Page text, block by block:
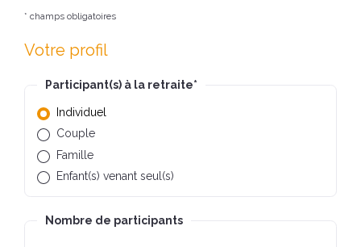
* champs obligatoires
Votre profil
Participant(s) à la retraite*
Individuel
Couple
Famille
Enfant(s) venant seul(s)
Nombre de participants